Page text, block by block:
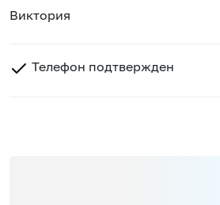
Виктория
Телефон подтвержден